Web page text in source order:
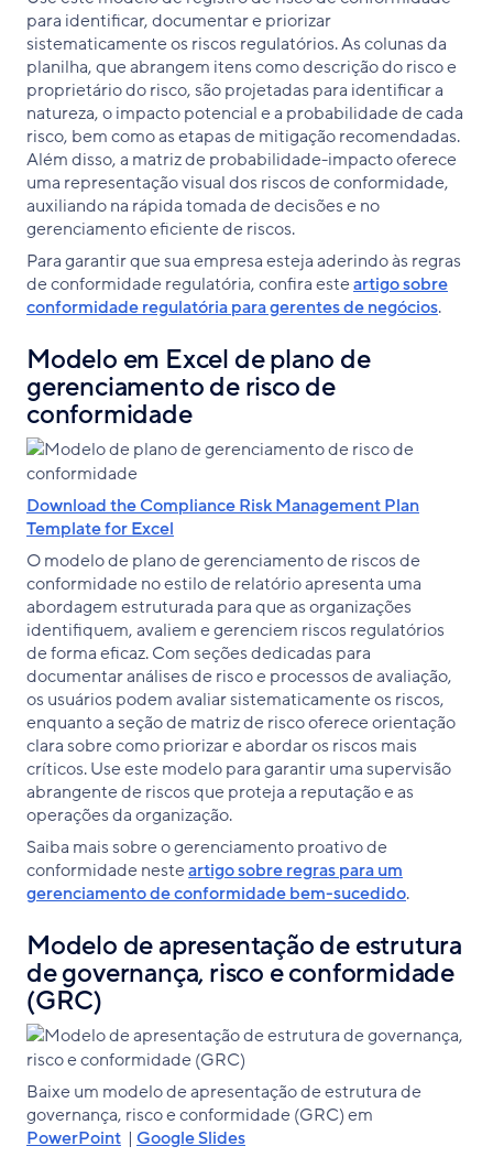
para identificar, documentar e priorizar
sistematicamente os riscos regulatórios. As colunas da
planilha, que abrangem itens como descrição do risco e
proprietário do risco, são projetadas para identificar a
natureza, o impacto potencial e a probabilidade de cada
risco, bem como as etapas de mitigação recomendadas.
Além disso, a matriz de probabilidade-impacto oferece
uma representação visual dos riscos de conformidade,
auxiliando na rápida tomada de decisões e no
gerenciamento eficiente de riscos.
Para garantir que sua empresa esteja aderindo às regras
de conformidade regulatória, confira esteartigo sobre
conformidade regulatória para gerentes de negócios.
Modelo em Excel de plano de
gerenciamento de risco de
conformidade
Download the Compliance Risk Management Plan
Template for Excel
O modelo de plano de gerenciamento de riscos de
conformidade no estilo de relatório apresenta uma
abordagem estruturada para que as organizações
identifiquem, avaliem e gerenciem riscos regulatórios
de forma eficaz. Com seções dedicadas para
documentar análises de risco e processos de avaliação,
os usuários podem avaliar sistematicamente os riscos,
enquanto a seção de matriz de risco oferece orientação
clara sobre como priorizar e abordar os riscos mais
críticos. Use este modelo para garantir uma supervisão
abrangente de riscos que proteja a reputação e as
operações da organização.
Saiba mais sobre o gerenciamento proativo de
conformidade nesteartigo sobre regras para um
gerenciamento de conformidade bem-sucedido.
Modelo de apresentação de estrutura
de governança, risco e conformidade
(GRC)
Baixe um modelo de apresentação de estrutura de
governança, risco e conformidade (GRC) em
PowerPoint | Google Slides